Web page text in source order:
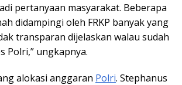
pertanyaan masyarakat. Beberapa
didampingi oleh FRKP banyak yang
transparan dijelaskan walau sudah
Polri,” ungkapnya.
alokasi anggaran Polri. Stephanus